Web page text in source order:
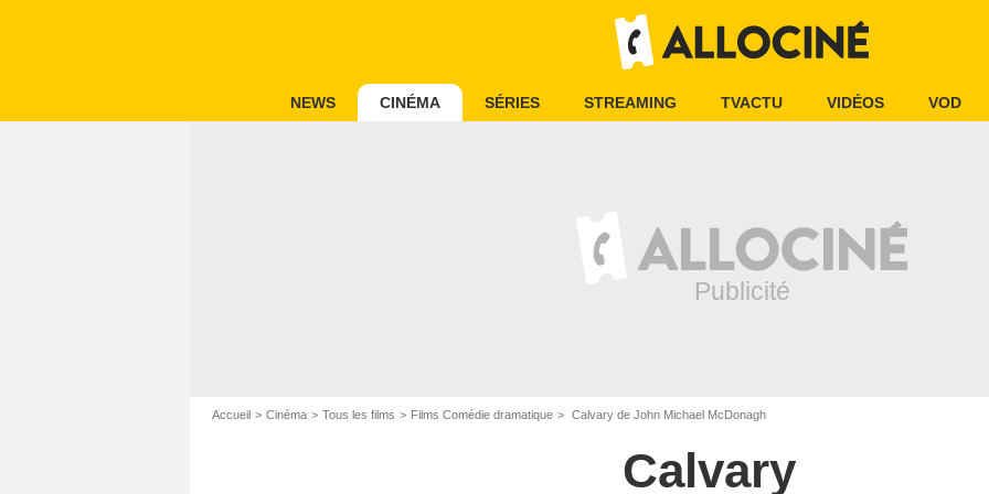
NEWS CINÉMA SÉRIES STREAMING TVACTU VIDÉOS VOD
Accueil Cinéma Tous les films Films Comédie dramatique Calvary de John Michael McDonagh
Calvary